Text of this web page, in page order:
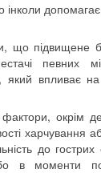
допомагає
що підвищене
певних
який впливає
фактори, окрім
харчування
до
в моменти